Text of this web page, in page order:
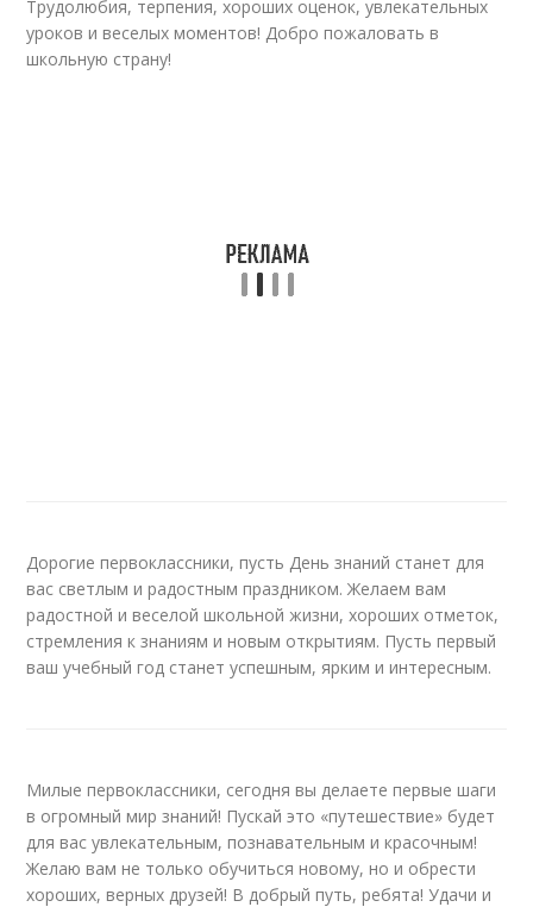
Трудолюбия, терпения, хороших оценок, увлекательных
уроков и веселых моментов! Добро пожаловать в
школьную страну!
Дорогие первоклассники, пусть День знаний станет для
вас светлым и радостным праздником. Желаем вам
радостной и веселой школьной жизни, хороших отметок,
стремления к знаниям и новым открытиям. Пусть первый
ваш учебный год станет успешным, ярким и интересным.
Милые первоклассники, сегодня вы делаете первые шаги
в огромный мир знаний! Пускай это «путешествие» будет
для вас увлекательным, познавательным и красочным!
Желаю вам не только обучиться новому, но и обрести
хороших, верных друзей! В добрый путь, ребята! Удачи и